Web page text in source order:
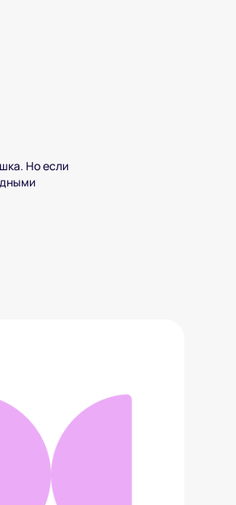
Но если
ваза ANDPLUS
2 210 ₽